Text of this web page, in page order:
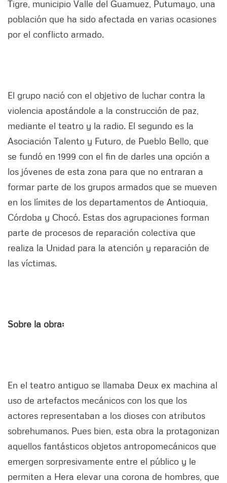
Tigre, municipio Valle del Guamuez, Putumayo, una
población que ha sido afectada en varias ocasiones
por el conflicto armado.
El grupo nació con el objetivo de luchar contra la
violencia apostándole a la construcción de paz,
mediante el teatro y la radio. El segundo es la
Asociación Talento y Futuro, de Pueblo Bello, que
se fundó en 1999 con el fin de darles una opción a
los jóvenes de esta zona para que no entraran a
formar parte de los grupos armados que se mueven
en los límites de los departamentos de Antioquia,
Córdoba y Chocó. Estas dos agrupaciones forman
parte de procesos de reparación colectiva que
realiza la Unidad para la atención y reparación de
las víctimas.
Sobre la obra:
En el teatro antiguo se llamaba Deux ex machina al
uso de artefactos mecánicos con los que los
actores representaban a los dioses con atributos
sobrehumanos. Pues bien, esta obra la protagonizan
aquellos fantásticos objetos antropomecánicos que
emergen sorpresivamente entre el público y le
permiten a Hera elevar una corona de hombres, que